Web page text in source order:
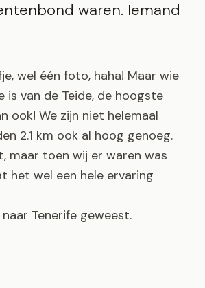
waren. Iemand
wel één foto, haha! Maar wie
is van de Teide, de hoogste
ook! We zijn niet helemaal
2.1 km ook al hoog genoeg.
maar toen wij er waren was
het wel een hele ervaring
Tenerife geweest.